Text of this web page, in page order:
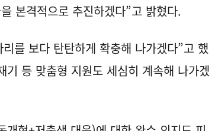
본격적으로 추진하겠다”고 밝혔다.
를 보다 탄탄하게 확충해 나가겠다”고 했
기 등 맞춤형 지원도 세심히 계속해 나가겠